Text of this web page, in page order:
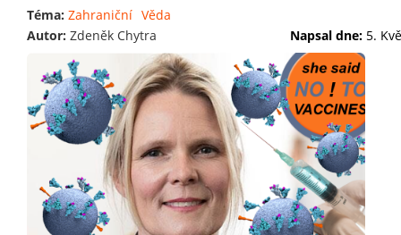
Téma: Zahraniční Věda
Autor: Zdeněk Chytra Napsal dne: 5.